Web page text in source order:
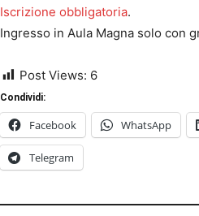
Iscrizione obbligatoria.
Ingresso in Aula Magna solo con
Post Views: 6
Condividi:
Facebook WhatsApp
Telegram